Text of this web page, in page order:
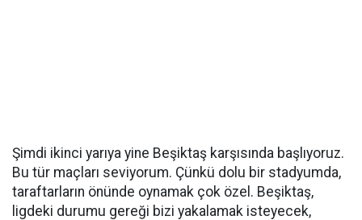
Şimdi ikinci yarıya yine Beşiktaş karşısında başlıyoruz.
Bu tür maçları seviyorum. Çünkü dolu bir stadyumda,
taraftarların önünde oynamak çok özel. Beşiktaş,
ligdeki durumu gereği bizi yakalamak isteyecek,